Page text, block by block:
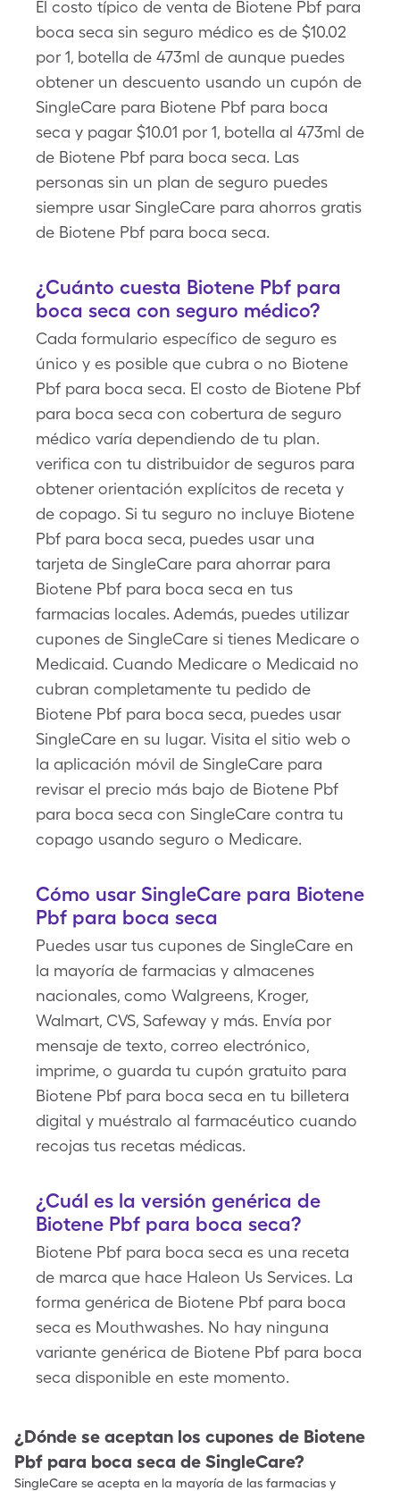
El costo típico de venta de Biotene Pbf para
boca seca sin seguro médico es de $10.02
por 1, botella de 473ml de aunque puedes
obtener un descuento usando un cupón de
SingleCare para Biotene Pbf para boca
seca y pagar $10.01 por 1, botella al 473ml de
de Biotene Pbf para boca seca. Las
personas sin un plan de seguro puedes
siempre usar SingleCare para ahorros gratis
de Biotene Pbf para boca seca.
¿Cuánto cuesta Biotene Pbf para
boca seca con seguro médico?
Cada formulario específico de seguro es
único y es posible que cubra o no Biotene
Pbf para boca seca. El costo de Biotene Pbf
para boca seca con cobertura de seguro
médico varía dependiendo de tu plan.
verifica con tu distribuidor de seguros para
obtener orientación explícitos de receta y
de copago. Si tu seguro no incluye Biotene
Pbf para boca seca, puedes usar una
tarjeta de SingleCare para ahorrar para
Biotene Pbf para boca seca en tus
farmacias locales. Además, puedes utilizar
cupones de SingleCare si tienes Medicare o
Medicaid. Cuando Medicare o Medicaid no
cubran completamente tu pedido de
Biotene Pbf para boca seca, puedes usar
SingleCare en su lugar. Visita el sitio web o
la aplicación móvil de SingleCare para
revisar el precio más bajo de Biotene Pbf
para boca seca con SingleCare contra tu
copago usando seguro o Medicare.
Cómo usar SingleCare para Biotene
Pbf para boca seca
Puedes usar tus cupones de SingleCare en
la mayoría de farmacias y almacenes
nacionales, como Walgreens, Kroger,
Walmart, CVS, Safeway y más. Envía por
mensaje de texto, correo electrónico,
imprime, o guarda tu cupón gratuito para
Biotene Pbf para boca seca en tu billetera
digital y muéstralo al farmacéutico cuando
recojas tus recetas médicas.
¿Cuál es la versión genérica de
Biotene Pbf para boca seca?
Biotene Pbf para boca seca es una receta
de marca que hace Haleon Us Services. La
forma genérica de Biotene Pbf para boca
seca es Mouthwashes. No hay ninguna
variante genérica de Biotene Pbf para boca
seca disponible en este momento.
¿Dónde se aceptan los cupones de Biotene
Pbf para boca seca de SingleCare?
SingleCare se acepta en la mayoría de las farmacias y